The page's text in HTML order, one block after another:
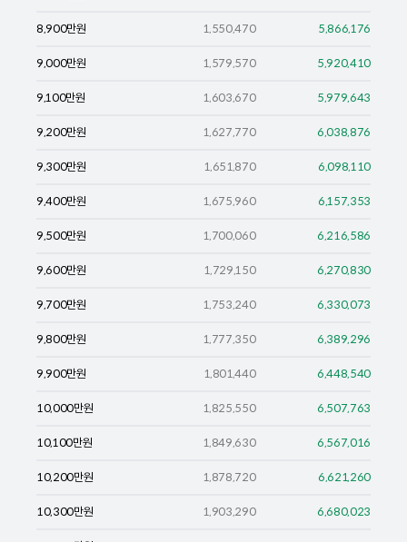
8,900만원 1,550,470 5,866,176
9,000만원 1,579,570 5,920,410
9,100만원 1,603,670 5,979,643
9,200만원 1,627,770 6,038,876
9,300만원 1,651,870 6,098,110
9,400만원 1,675,960 6,157,353
9,500만원 1,700,060 6,216,586
9,600만원 1,729,150 6,270,830
9,700만원 1,753,240 6,330,073
9,800만원 1,777,350 6,389,296
9,900만원 1,801,440 6,448,540
10,000만원 1,825,550 6,507,763
10,100만원 1,849,630 6,567,016
10,200만원 1,878,720 6,621,260
10,300만원 1,903,290 6,680,023